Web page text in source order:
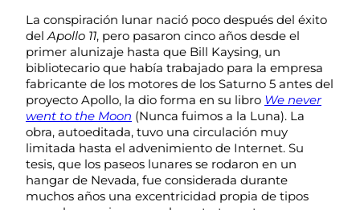
La conspiración lunar nació poco después del éxito
delApollo 11, pero pasaron cinco años desde el
primer alunizaje hasta que Bill Kaysing, un
bibliotecario que había trabajado para la empresa
fabricante de los motores de los Saturno 5 antes del
proyecto Apollo, la dio forma en su libro We never
went to the Moon (Nunca fuimos a la Luna). La
obra, autoeditada, tuvo una circulación muy
limitada hasta el advenimiento de Internet. Su
tesis, que los paseos lunares se rodaron en un
hangar de Nevada, fue considerada durante
muchos años una excentricidad propia de tipos